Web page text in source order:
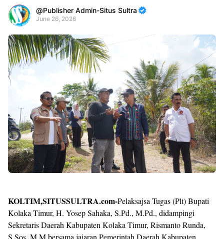
Publisher Admin-Situs Sultra
June 26, 2026
Premium
By
Raushan
Design
With
Templates
KOLTIM,SITUSSULTRA.com-Pelaksajsa Tugas (Plt) Bupati
Kolaka Timur, H. Yosep Sahaka, S.Pd., M.Pd., didampingi
Sekretaris Daerah Kabupaten Kolaka Timur, Rismanto Runda,
S.Sos.,M.M bersama jajaran Pemerintah Daerah Kabupaten